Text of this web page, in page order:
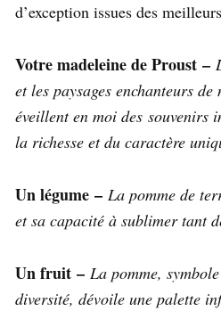
d’exception issues des
Votre madeleine de Proust –
et les paysages enchanteurs
éveillent en moi des souvenirs
la richesse et du caractère
Un légume – La pomme de
et sa capacité à sublimer tant
Un fruit – La pomme,
diversité, dévoile une palette